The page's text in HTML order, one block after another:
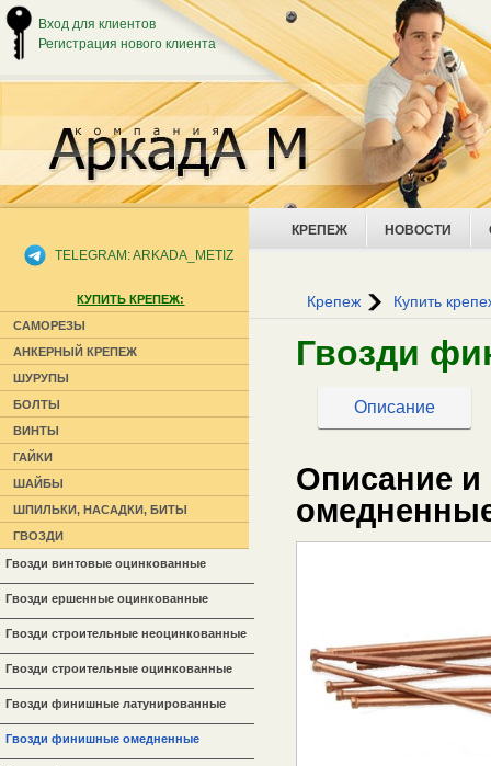
КРЕПЕЖ НОВОСТИ
Крепеж Купить
Гвозди
Описание
Описание
TELEGRAM: ARKADA_METIZ
КУПИТЬ КРЕПЕЖ:
САМОРЕЗЫ
АНКЕРНЫЙ КРЕПЕЖ
ШУРУПЫ
БОЛТЫ
ВИНТЫ
ГАЙКИ
ШАЙБЫ
ШПИЛЬКИ, НАСАДКИ, БИТЫ
ГВОЗДИ
Гвозди винтовые оцинкованные
Гвозди ершенные оцинкованные
Гвозди строительные неоцинкованные
Гвозди строительные оцинкованные
Гвозди финишные латунированные
Гвозди финишные омедненные
Вход для клиентов
Регистрация нового клиента